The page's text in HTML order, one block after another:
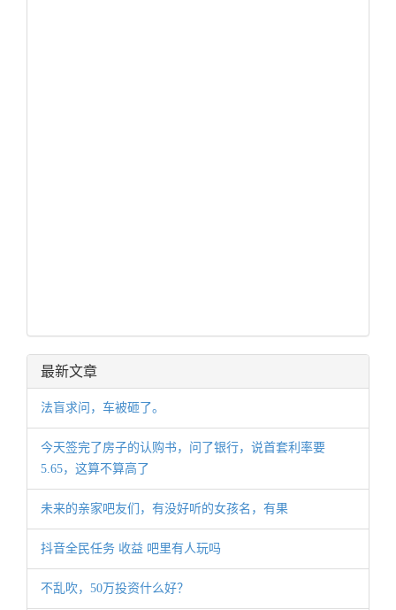
最新文章
法盲求问，车被砸了。
今天签完了房子的认购书，问了银行，说首套利率要
5.65，这算不算高了
未来的亲家吧友们，有没好听的女孩名，有果
抖音全民任务 收益 吧里有人玩吗
不乱吹，50万投资什么好？